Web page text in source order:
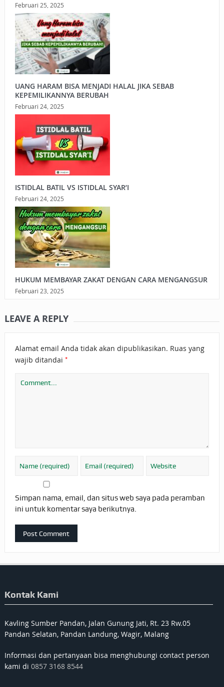
Februari 25, 2025
UANG HARAM BISA MENJADI HALAL JIKA SEBAB
KEPEMILIKANNYA BERUBAH
Februari 24, 2025
ISTIDLAL BATIL VS ISTIDLAL SYAR’I
Februari 24, 2025
HUKUM MEMBAYAR ZAKAT DENGAN CARA MENGANGSUR
Februari 23, 2025
LEAVE A REPLY
Alamat email Anda tidak akan dipublikasikan. Ruas yang
wajib ditandai *
Simpan nama, email, dan situs web saya pada peramban
ini untuk komentar saya berikutnya.
Kontak Kami
Kavling Sumber Pandan, Jalan Gunung Jati, Rt. 23 Rw.05
Pandan Selatan, Pandan Landung, Wagir, Malang
Informasi dan pertanyaan bisa menghubungi contact person
kami di 0857 3168 8544